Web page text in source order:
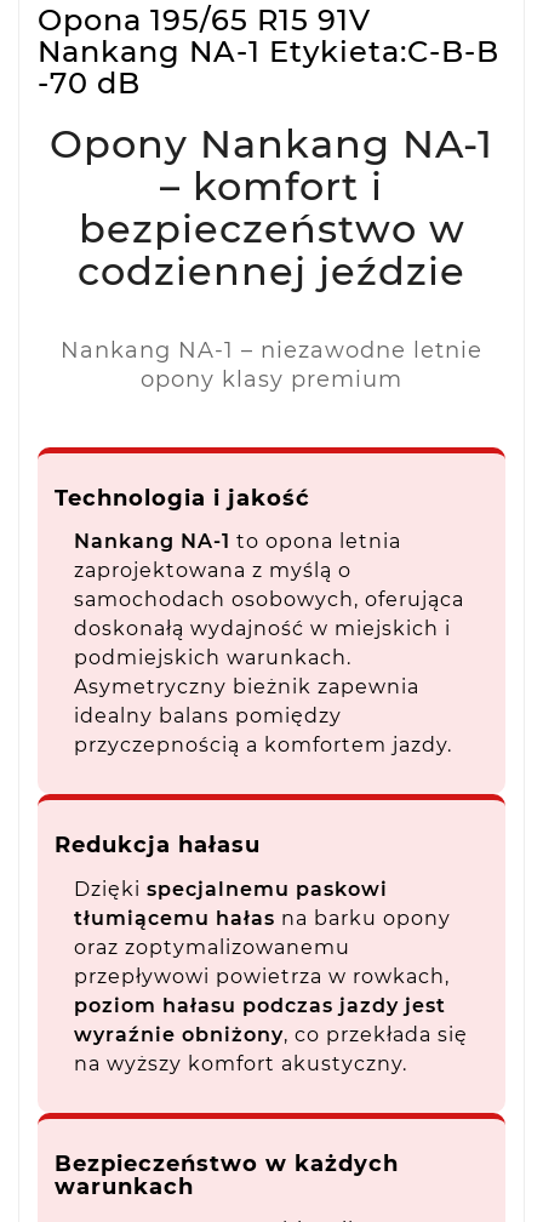
Opona 195/65 R15 91V
Nankang NA-1 Etykieta:C-B-B
-70 dB
Opony Nankang NA-1
– komfort i
bezpieczeństwo w
codziennej jeździe
Nankang NA-1 – niezawodne letnie
opony klasy premium
Technologia i jakość
Nankang NA-1 to opona letnia
zaprojektowana z myślą o
samochodach osobowych, oferująca
doskonałą wydajność w miejskich i
podmiejskich warunkach.
Asymetryczny bieżnik zapewnia
idealny balans pomiędzy
przyczepnością a komfortem jazdy.
Redukcja hałasu
Dzięki specjalnemu paskowi
tłumiącemu hałas na barku opony
oraz zoptymalizowanemu
przepływowi powietrza w rowkach,
poziom hałasu podczas jazdy jest
wyraźnie obniżony, co przekłada się
na wyższy komfort akustyczny.
Bezpieczeństwo w każdych
warunkach